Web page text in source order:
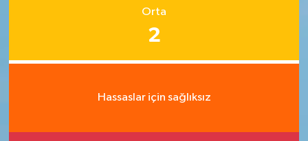
Orta
2
Hassaslar için sağlıksız